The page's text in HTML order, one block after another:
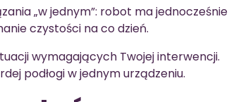
„w jednym”: robot ma jednocześnie
czystości na co dzień.
wymagających Twojej interwencji.
podłogi w jednym urządzeniu.